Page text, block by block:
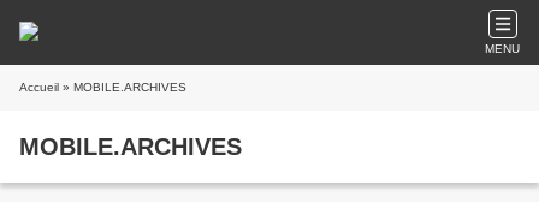
MENU
Accueil » MOBILE.ARCHIVES
MOBILE.ARCHIVES